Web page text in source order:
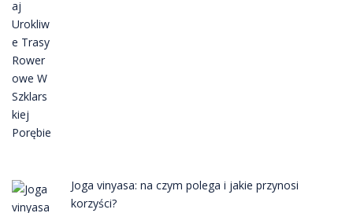
Joga vinyasa: na czym polega i jakie przynosi
korzyści?